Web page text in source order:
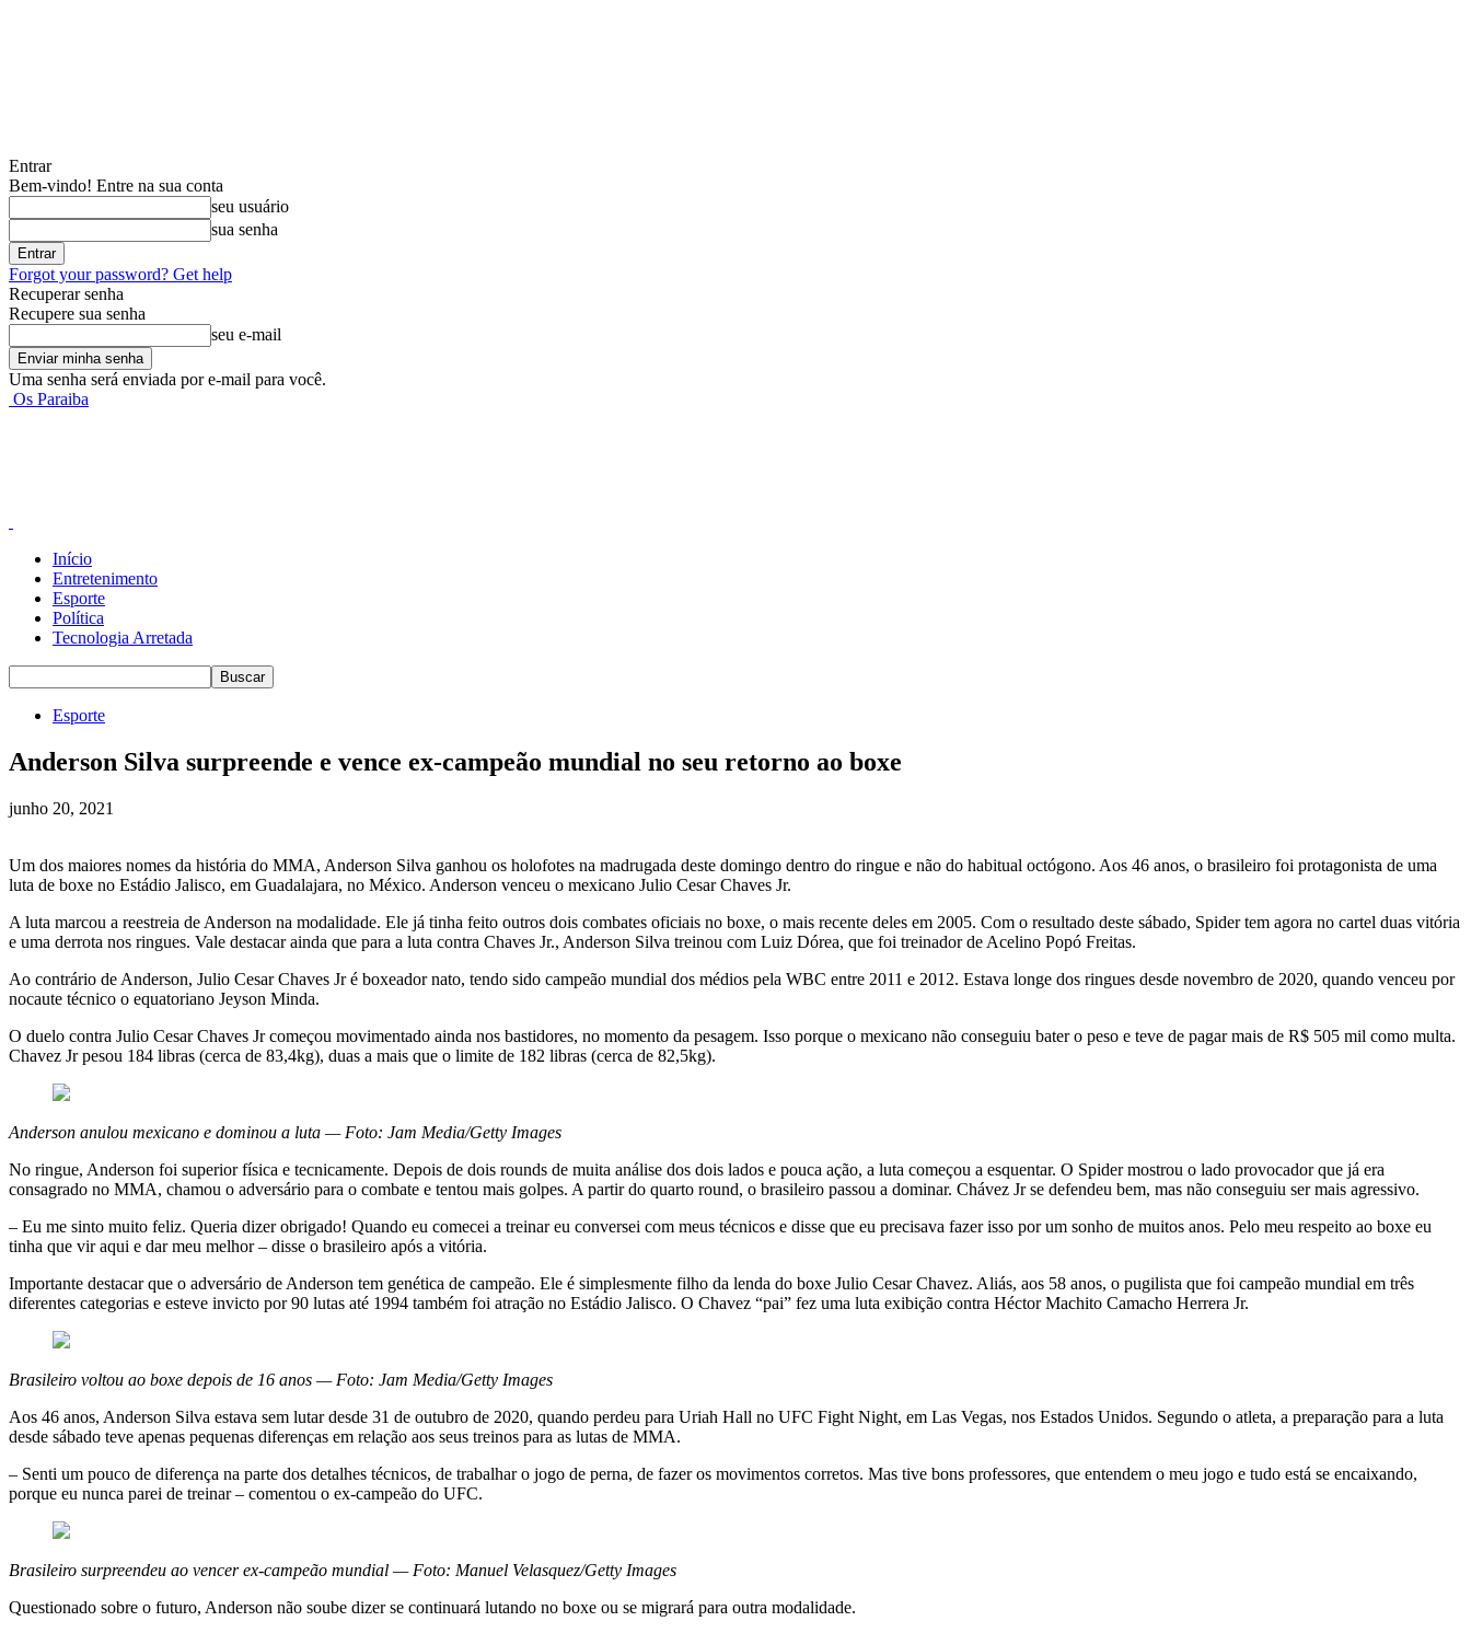
Entrar
Bem-vindo! Entre na sua conta
seu usuário
sua senha
Forgot your password? Get help
Recuperar senha
Recupere sua senha
seu e-mail
Uma senha será enviada por e-mail para você.
Os Paraiba
Início
Entretenimento
Esporte
Política
Tecnologia Arretada
Esporte
Anderson Silva surpreende e vence ex-campeão mundial no seu retorno ao boxe
junho 20, 2021
Um dos maiores nomes da história do MMA, Anderson Silva ganhou os holofotes na madrugada deste domingo dentro do ringue e não do habitual octógono. Aos 46 anos, o brasileiro foi protagonista de uma
luta de boxe no Estádio Jalisco, em Guadalajara, no México. Anderson venceu o mexicano Julio Cesar Chaves Jr.
A luta marcou a reestreia de Anderson na modalidade. Ele já tinha feito outros dois combates oficiais no boxe, o mais recente deles em 2005. Com o resultado deste sábado, Spider tem agora no cartel duas vitória
e uma derrota nos ringues. Vale destacar ainda que para a luta contra Chaves Jr., Anderson Silva treinou com Luiz Dórea, que foi treinador de Acelino Popó Freitas.
Ao contrário de Anderson, Julio Cesar Chaves Jr é boxeador nato, tendo sido campeão mundial dos médios pela WBC entre 2011 e 2012. Estava longe dos ringues desde novembro de 2020, quando venceu por
nocaute técnico o equatoriano Jeyson Minda.
O duelo contra Julio Cesar Chaves Jr começou movimentado ainda nos bastidores, no momento da pesagem. Isso porque o mexicano não conseguiu bater o peso e teve de pagar mais de R$ 505 mil como multa.
Chavez Jr pesou 184 libras (cerca de 83,4kg), duas a mais que o limite de 182 libras (cerca de 82,5kg).
Anderson anulou mexicano e dominou a luta — Foto: Jam Media/Getty Images
No ringue, Anderson foi superior física e tecnicamente. Depois de dois rounds de muita análise dos dois lados e pouca ação, a luta começou a esquentar. O Spider mostrou o lado provocador que já era
consagrado no MMA, chamou o adversário para o combate e tentou mais golpes. A partir do quarto round, o brasileiro passou a dominar. Chávez Jr se defendeu bem, mas não conseguiu ser mais agressivo.
– Eu me sinto muito feliz. Queria dizer obrigado! Quando eu comecei a treinar eu conversei com meus técnicos e disse que eu precisava fazer isso por um sonho de muitos anos. Pelo meu respeito ao boxe eu
tinha que vir aqui e dar meu melhor – disse o brasileiro após a vitória.
Importante destacar que o adversário de Anderson tem genética de campeão. Ele é simplesmente filho da lenda do boxe Julio Cesar Chavez. Aliás, aos 58 anos, o pugilista que foi campeão mundial em três
diferentes categorias e esteve invicto por 90 lutas até 1994 também foi atração no Estádio Jalisco. O Chavez “pai” fez uma luta exibição contra Héctor Machito Camacho Herrera Jr.
Brasileiro voltou ao boxe depois de 16 anos — Foto: Jam Media/Getty Images
Aos 46 anos, Anderson Silva estava sem lutar desde 31 de outubro de 2020, quando perdeu para Uriah Hall no UFC Fight Night, em Las Vegas, nos Estados Unidos. Segundo o atleta, a preparação para a luta
desde sábado teve apenas pequenas diferenças em relação aos seus treinos para as lutas de MMA.
– Senti um pouco de diferença na parte dos detalhes técnicos, de trabalhar o jogo de perna, de fazer os movimentos corretos. Mas tive bons professores, que entendem o meu jogo e tudo está se encaixando,
porque eu nunca parei de treinar – comentou o ex-campeão do UFC.
Brasileiro surpreendeu ao vencer ex-campeão mundial — Foto: Manuel Velasquez/Getty Images
Questionado sobre o futuro, Anderson não soube dizer se continuará lutando no boxe ou se migrará para outra modalidade.